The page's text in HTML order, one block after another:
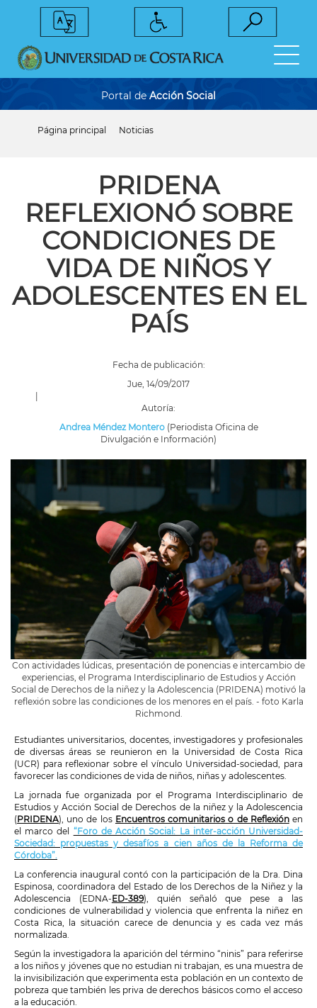
Portal de Acción Social
navegación
Página principal Noticias
PRIDENA
REFLEXIONÓ SOBRE
CONDICIONES DE
VIDA DE NIÑOS Y
ADOLESCENTES EN EL
PAÍS
Fecha de publicación:
Jue, 14/09/2017
|
Autoría:
Andrea Méndez Montero(Periodista Oficina de
Divulgación e Información)
Con actividades lúdicas, presentación de ponencias e intercambio de
experiencias, el Programa Interdisciplinario de Estudios y Acción
Social de Derechos de la niñez y la Adolescencia (PRIDENA) motivó la
reflexión sobre las condiciones de los menores en el país. - foto Karla
Richmond.
Estudiantes universitarios, docentes, investigadores y profesionales
de diversas áreas se reunieron en la Universidad de Costa Rica
(UCR) para reflexionar sobre el vínculo Universidad-sociedad, para
favorecer las condiciones de vida de niños, niñas y adolescentes.
La jornada fue organizada por el Programa Interdisciplinario de
Estudios y Acción Social de Derechos de la niñez y la Adolescencia
(PRIDENA), uno de los Encuentros comunitarios o de Reflexiónen
el marco del “Foro de Acción Social: La inter-acción Universidad-
Sociedad: propuestas y desafíos a cien años de la Reforma de
Córdoba”.
La conferencia inaugural contó con la participación de la Dra. Dina
Espinosa, coordinadora del Estado de los Derechos de la Niñez y la
Adolescencia (EDNA-ED-389), quién señaló que pese a las
condiciones de vulnerabilidad y violencia que enfrenta la niñez en
Costa Rica, la situación carece de denuncia y es cada vez más
normalizada.
Según la investigadora la aparición del término “ninis” para referirse
a los niños y jóvenes que no estudian ni trabajan, es una muestra de
la invisibilización que experimenta esta población en un contexto de
pobreza que también les priva de derechos básicos como el acceso
a la educación.